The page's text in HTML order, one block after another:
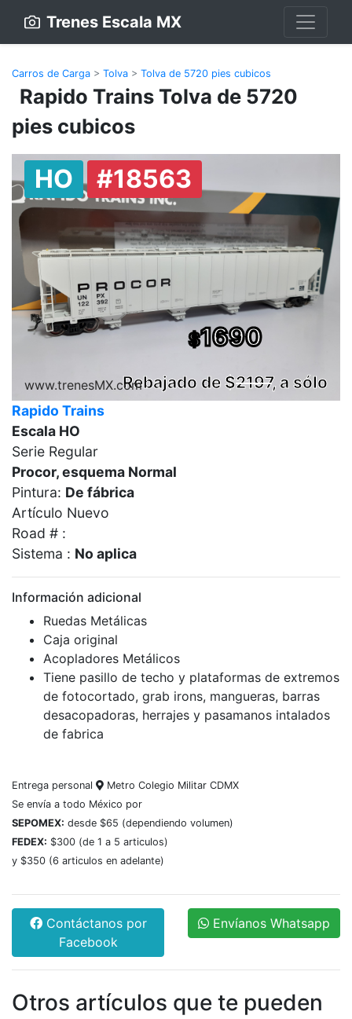
Trenes Escala MX
Carros de Carga > Tolva > Tolva de 5720 pies cubicos
Rapido Trains Tolva de 5720
pies cubicos
HO #18563
$1690
Rebajado de $2197, a sólo
www.trenesMX.com
Rapido Trains
Escala HO
Serie Regular
Procor, esquema Normal
Pintura: De fábrica
Artículo Nuevo
Road # :
Sistema : No aplica
Información adicional
Ruedas Metálicas
Caja original
Acopladores Metálicos
Tiene pasillo de techo y plataformas de extremos
de fotocortado, grab irons, mangueras, barras
desacopadoras, herrajes y pasamanos intalados
de fabrica
Entrega personal
Metro Colegio Militar CDMX
Se envía a todo México por
SEPOMEX: desde $65 (dependiendo volumen)
FEDEX: $300 (de 1 a 5 articulos)
y $350 (6 articulos en adelante)
Contáctanos por
Facebook
Envíanos Whatsapp
Otros artículos que te pueden